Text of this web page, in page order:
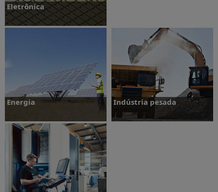
Eletrônica
Energia
Saiba mais
Indústria pesada